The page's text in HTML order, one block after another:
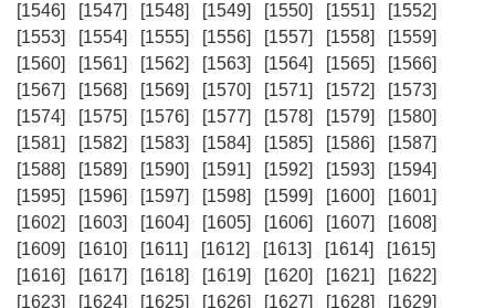
[1546]
[1547] [1548] [1549] [1550] [1551]
[1552]
[1553]
[1554] [1555] [1556] [1557] [1558]
[1559]
[1560]
[1561] [1562] [1563] [1564] [1565]
[1566]
[1567]
[1568] [1569] [1570] [1571] [1572]
[1573]
[1574]
[1575] [1576] [1577] [1578] [1579]
[1580]
[1581]
[1582] [1583] [1584] [1585] [1586]
[1587]
[1588]
[1589] [1590] [1591] [1592] [1593]
[1594]
[1595]
[1596] [1597] [1598] [1599] [1600]
[1601]
[1602]
[1603] [1604] [1605] [1606] [1607]
[1608]
[1609]
[1610] [1611] [1612] [1613] [1614]
[1615]
[1616]
[1617] [1618] [1619] [1620] [1621]
[1622]
[1623]
[1624] [1625] [1626] [1627] [1628]
[1629]